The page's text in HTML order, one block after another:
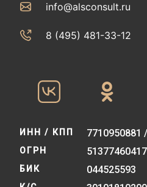
info@alsconsult.ru
8 (495) 481-33-12‬‬
ИНН / КПП 7710950881
ОГРН
БИК 044525593